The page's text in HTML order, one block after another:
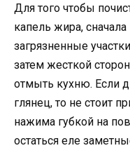
Для того чтобы
капель жира,
загрязненные
затем жесткой
отмыть кухню. Если
глянец, то не стоит
нажима губкой на
остаться еле